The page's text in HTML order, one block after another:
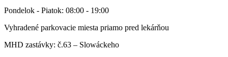
Pondelok - Piatok: 08:00 - 19:00
Vyhradené parkovacie miesta priamo pred lekárňou
MHD zastávky: č.63 – Slowáckeho